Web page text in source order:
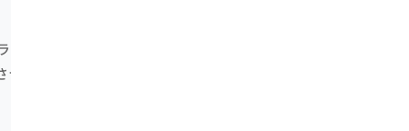
ド。
た、